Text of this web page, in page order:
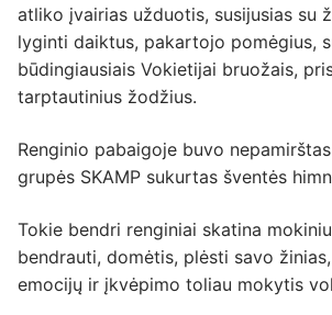
atliko įvairias užduotis, susijusias su
lyginti daiktus, pakartojo pomėgius,
būdingiausiais Vokietijai bruožais,
tarptautinius žodžius.
Renginio pabaigoje buvo
grupės SKAMP sukurtas šventės
Tokie bendri renginiai skatina
bendrauti, domėtis, plėsti savo
emocijų ir įkvėpimo toliau mokytis